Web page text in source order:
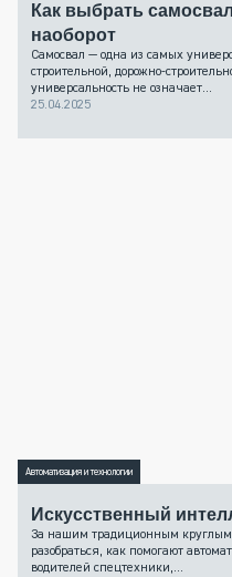
Как выбрать
наоборот
Самосвал — одна из самых
строительной, дорожно-
универсальность не означает...
25.04.2025
Автоматизация и технологии
Искусственный
За нашим традиционным круглым
разобраться, как помогают
водителей спецтехники,...